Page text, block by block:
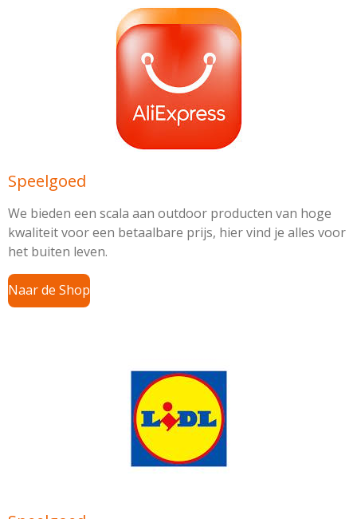
Speelgoed
We bieden een scala aan outdoor producten van hoge
kwaliteit voor een betaalbare prijs, hier vind je alles voor
het buiten leven.
Naar de Shop